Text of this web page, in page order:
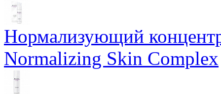
Нормализующий
Normalizing Skin Complex